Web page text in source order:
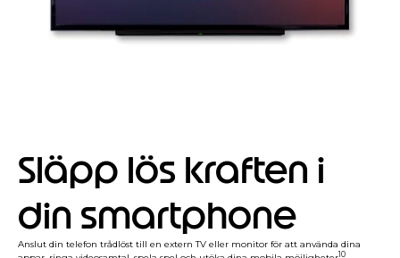
Släpp lös kraften i
din smartphone
Anslut din telefon trådlöst till en extern TV eller monitor för att använda dina
10